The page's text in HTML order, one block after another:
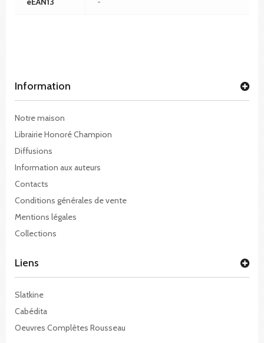
Information
Notre maison
Librairie Honoré Champion
Diffusions
Information aux auteurs
Contacts
Conditions générales de vente
Mentions légales
Collections
Liens
Slatkine
Cabédita
Oeuvres Complètes Rousseau